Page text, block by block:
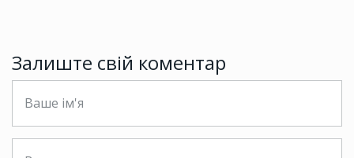
Залиште свій коментар